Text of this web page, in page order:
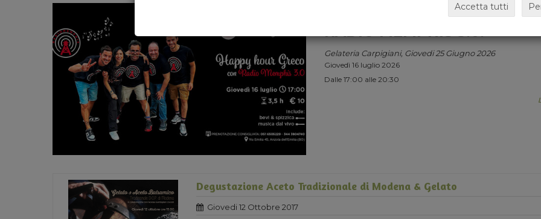
HAPPY HOUR GRECO CON
RADIO MEMPHIS 3.0.
Gelateria Carpigiani, Giovedi 25 Giugno 2026
Giovedì 16 luglio 2026
Dalle 17:00 alle 20:30
Degustazione Aceto Tradizionale di Modena & Gelato
Giovedi 12 Ottobre 2017
Accetta tutti